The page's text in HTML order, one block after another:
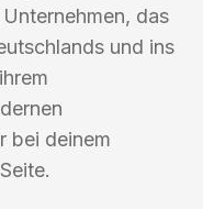
das
und ins
bei deinem